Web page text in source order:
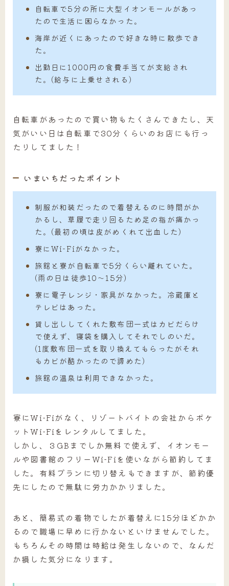
自転車で5分の所に大型イオンモールがあっ
たので生活に困らなかった。
海岸が近くにあったので好きな時に散歩でき
た。
出勤日に1000円の食費手当てが支給され
た。(給与に上乗せされる)
自転車があったので買い物もたくさんできたし、天
気がいい日は自転車で30分くらいのお店にも行っ
たりしてました！
いまいちだったポイント
制服が和装だったので着替えるのに時間がか
かるし、草履で走り回るため足の指が痛かっ
た。(最初の頃は皮がめくれて出血した)
寮にWi-Fiがなかった。
旅館と寮が自転車で5分くらい離れていた。
(雨の日は徒歩10～15分)
寮に電子レンジ・家具がなかった。冷蔵庫と
テレビはあった。
貸し出ししてくれた敷布団一式はカビだらけ
で使えず、寝袋を購入してそれでしのいだ。
(1度敷布団一式を取り換えてもらったがそれ
もカビが酷かったので諦めた)
旅館の温泉は利用できなかった。
寮にWi-Fiがなく、リゾートバイトの会社からポケ
ットWi-Fiをレンタルしてました。
しかし、３GBまでしか無料で使えず、イオンモー
ルや図書館のフリーWi-Fiを使いながら節約してま
した。有料プランに切り替えもできますが、節約優
先にしたので無駄に労力かかりました。
あと、簡易式の着物でしたが着替えに15分ほどかか
るので職場に早めに行かないといけませんでした。
もちろんその時間は時給は発生しないので、なんだ
か損した気分になります。